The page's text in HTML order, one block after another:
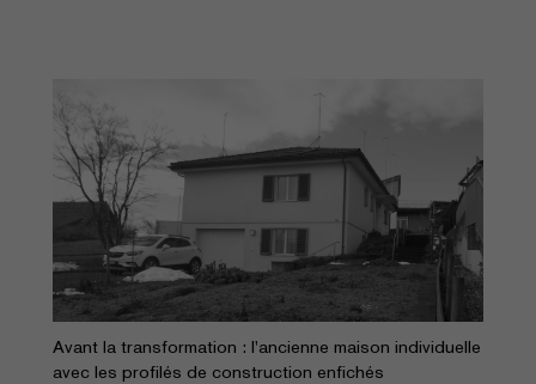
Avant la transformation : l'ancienne maison individuelle
avec les profilés de construction enfichés